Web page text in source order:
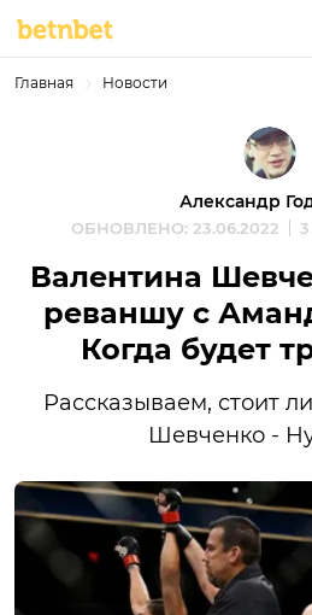
Главная Новости
Александр
ОБНОВЛЕНО: 23.06.2022
Валентина
реваншу с
Когда будет
Рассказываем, стоит
Шевченко -